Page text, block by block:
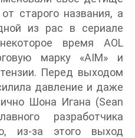
старого названия, а
из рас в сериале
время AOL
марку «AIM» и
Перед выходом
давление и даже
Шона Игана (Sean
разработчика
из-за этого выход